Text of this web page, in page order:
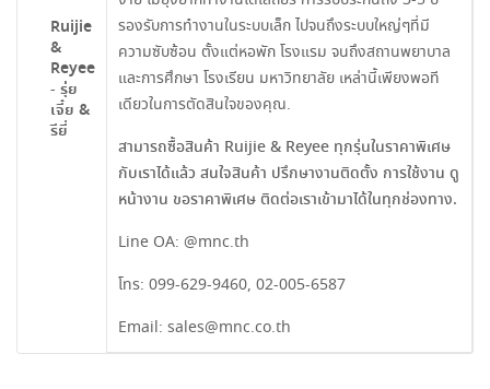
Ruijie
&
Reyee
- รุ่ย
เจี๋ย &
รียี่
รองรับการทำงานในระบบเล็ก ไปจนถึงระบบใหญ่ๆที่มี
ความซับซ้อน ตั้งแต่หอพัก โรงแรม จนถึงสถานพยาบาล
และการศึกษา โรงเรียน มหาวิทยาลัย เหล่านี้เพียงพอที
เดียวในการตัดสินใจของคุณ.
สามารถซื้อสินค้า Ruijie & Reyee ทุกรุ่นในราคาพิเศษ
กับเราได้แล้ว สนใจสินค้า ปรึกษางานติดตั้ง การใช้งาน ดู
หน้างาน ขอราคาพิเศษ ติดต่อเราเข้ามาได้ในทุกช่องทาง.
Line OA: @mnc.th
โทร: 099-629-9460, 02-005-6587
Email: sales@mnc.co.th